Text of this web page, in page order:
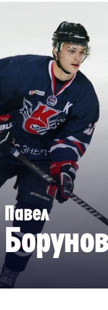
Юниор
Толпар
Чайка
Дивизион
Ладья
МХК
Интернет-магазин
Приложение МХЛ
Павел
Борунов